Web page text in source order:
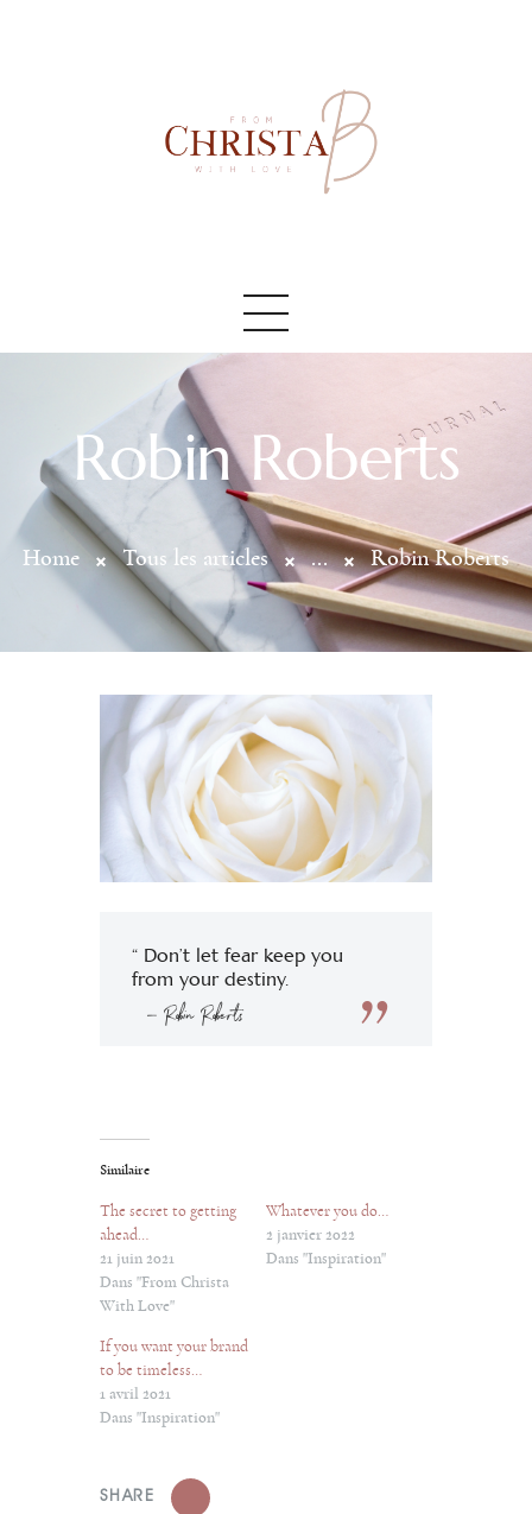
Robin Roberts
Home Tous les articles ... Robin Roberts
Accueil
“ Don’t let fear keep you
from your destiny.
— Robin Roberts
Similaire
The secret to getting
ahead…
21 juin 2021
Dans "From Christa
With Love"
Whatever you do…
2 janvier 2022
Dans "Inspiration"
If you want your brand
to be timeless…
1 avril 2021
Dans "Inspiration"
SHARE